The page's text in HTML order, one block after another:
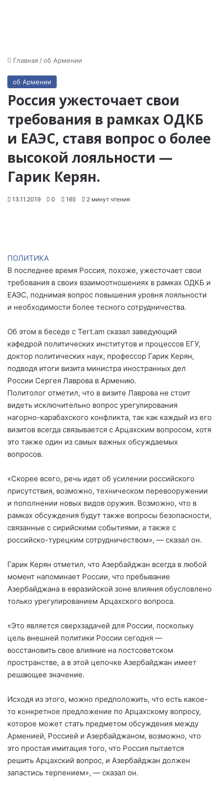
Главная /об Армении
об Армении
Россия ужесточает свои
требования в рамках ОДКБ
и ЕАЭС, ставя вопрос о более
высокой лояльности —
Гарик Керян.
13.11.2019 0 165 2 минут чтения
ПОЛИТИКА
В последнее время Россия, похоже, ужесточает свои
требования в своих взаимоотношениях в рамках ОДКБ и
ЕАЭС, поднимая вопрос повышения уровня лояльности
и необходимости более тесного сотрудничества.
Об этом в беседе с Tert.am сказал заведующий
кафедрой политических институтов и процессов ЕГУ,
доктор политических наук, профессор Гарик Керян,
подводя итоги визита министра иностранных дел
России Сергея Лаврова в Армению.
Политолог отметил, что в визите Лаврова не стоит
видеть исключительно вопрос урегулирования
нагорно-карабахского конфликта, так как каждый из его
визитов всегда связывается с Арцахским вопросом, хотя
это также один из самых важных обсуждаемых
вопросов.
«Скорее всего, речь идет об усилении российского
присутствия, возможно, техническом перевооружении
и пополнении новых видов оружия. Возможно, что в
рамках обсуждения будут также вопросы безопасности,
связанные с сирийскими событиями, а также с
российско-турецким сотрудничеством», — сказал он.
Гарик Керян отметил, что Азербайджан всегда в любой
момент напоминает России, что пребывание
Азербайджана в евразийской зоне влияния обусловлено
только урегулированием Арцахского вопроса.
«Это является сверхзадачей для России, поскольку
цель внешней политики России сегодня —
восстановить свое влияние на постсоветском
пространстве, а в этой цепочке Азербайджан имеет
решающее значение.
Исходя из этого, можно предположить, что есть какое-
то конкретное предложение по Арцахскому вопросу,
которое может стать предметом обсуждения между
Арменией, Россией и Азербайджаном, возможно, что
это простая имитация того, что Россия пытается
решить Арцахский вопрос, и Азербайджан должен
запастись терпением», — сказал он.